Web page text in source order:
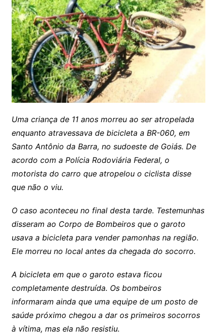
Uma criança de 11 anos morreu ao ser atropelada
enquanto atravessava de bicicleta a BR-060, em
Santo Antônio da Barra, no sudoeste de Goiás. De
acordo com a Polícia Rodoviária Federal, o
motorista do carro que atropelou o ciclista disse
que não o viu.
O caso aconteceu no final desta tarde. Testemunhas
disseram ao Corpo de Bombeiros que o garoto
usava a bicicleta para vender pamonhas na região.
Ele morreu no local antes da chegada do socorro.
A bicicleta em que o garoto estava ficou
completamente destruída. Os bombeiros
informaram ainda que uma equipe de um posto de
saúde próximo chegou a dar os primeiros socorros
à vítima, mas ela não resistiu.